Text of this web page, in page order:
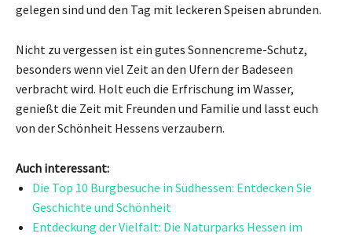
gelegen sind und den Tag mit leckeren Speisen abrunden.
Nicht zu vergessen ist ein gutes Sonnencreme-Schutz,
besonders wenn viel Zeit an den Ufern der Badeseen
verbracht wird. Holt euch die Erfrischung im Wasser,
genießt die Zeit mit Freunden und Familie und lasst euch
von der Schönheit Hessens verzaubern.
Auch interessant:
Die Top 10 Burgbesuche in Südhessen: Entdecken Sie
Geschichte und Schönheit
Entdeckung der Vielfalt: Die Naturparks Hessen im